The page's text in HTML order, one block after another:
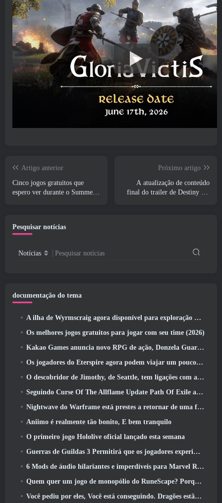
Artigo anterior
Cinco jogos gratuitos que
espero ver durante o Summer
Próximo artigo
A atualização de conteúdo
final do trailer de Destiny 2 é
Pesquisar notícias
Notícias Pesquisar notícias
documentação do tema
A ilha de Wyrmscraig agora disponível para exploração no RuneScape da velha escola
Os melhores jogos gratuitos para jogar com seu time (2026)
Kakao Games anuncia novo RPG de ação, Donzela Guardiã
Os jogadores do Eterspire agora podem viajar um pouco no tempo… como um deleite
O descobridor de Jimothy, de Seattle, tem ligações com a ArenaNet, Então é claro que eles estão adicionando isso ao Guild Wars 2
Seguindo Curse Of The Allflame Update Path Of Exile anuncia várias mudanças com base no feedback
Nightwave do Warframe está prestes a retornar de uma forma chocante
Aniimo é realmente tão bonito, E bem tranquilo
O primeiro jogo Hololive oficial lançado esta semana
Guerras de Guildas 3 Permitirá que os jogadores experimentem o mundo de Tyria antes que os Elder Dragons acordem
6 Mods de áudio hilariantes e imperdíveis para Marvel Rivals
Quem quer um jogo de monopólio do RuneScape? Porque um está a caminho
Você pediu por eles, Você está conseguindo. Dragões estão chegando a Albion Online